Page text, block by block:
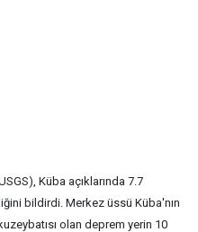
Küba açıklarında 7.7
bildirdi. Merkez üssü Küba'nın
olan deprem yerin 10